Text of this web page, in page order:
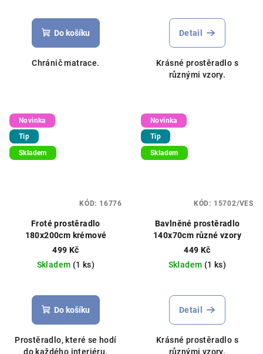
Do košíku
Chránič matrace.
hodnocení
produktu
z
5
Detail
Krásné prostěradlo s
různými vzory.
Novinka
Tip
Skladem
Froté prostěradlo
180x200cm krémové
499 Kč
Skladem (1 ks)
Do košíku
Prostěradlo, které se hodí
do každého interiéru.
KÓD: 16776
Novinka
Tip
Skladem
Bavlněné prostěradlo
140x70cm různé vzory
449 Kč
Skladem (1 ks)
Detail
Krásné prostěradlo s
různými vzory.
KÓD: 15702/VES